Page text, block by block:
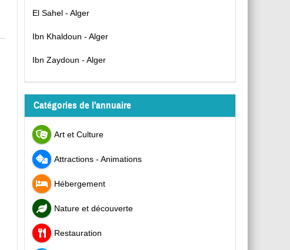
El Sahel - Alger
Ibn Khaldoun - Alger
Ibn Zaydoun - Alger
Catégories de l'annuaire
Art et Culture
Attractions - Animations
Hébergement
Nature et découverte
Restauration